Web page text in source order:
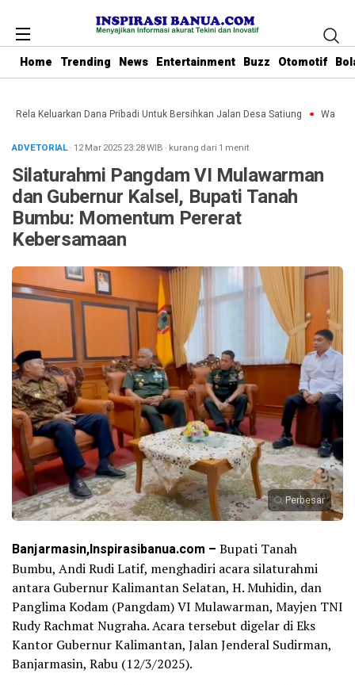
Home Trending News Entertainment Buzz Otomotif
Rela Keluarkan Dana Pribadi Untuk Bersihkan Jalan Desa Satiung Waket
ADVETORIAL· 12 Mar 202523:28WIB · kurang dari 1 menit
Silaturahmi Pangdam VI Mulawarman
dan Gubernur Kalsel, Bupati Tanah
Bumbu: Momentum Pererat
Kebersamaan
Perbesar
Banjarmasin,Inspirasibanua.com – Bupati Tanah
Bumbu, Andi Rudi Latif, menghadiri acara silaturahmi
antara Gubernur Kalimantan Selatan, H. Muhidin, dan
Panglima Kodam (Pangdam) VI Mulawarman, Mayjen TNI
Rudy Rachmat Nugraha. Acara tersebut digelar di Eks
Kantor Gubernur Kalimantan, Jalan Jenderal Sudirman,
Banjarmasin, Rabu (12/3/2025).